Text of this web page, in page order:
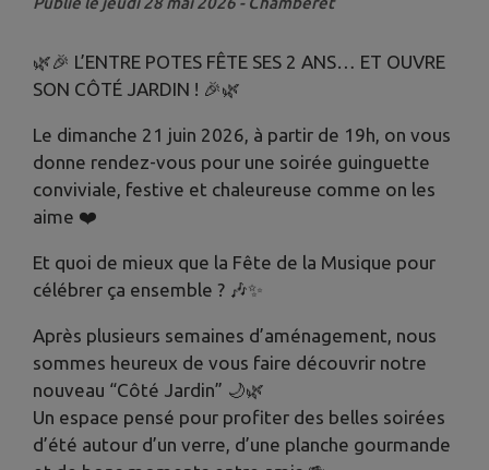
🌿🎉 L’ENTRE POTES FÊTE SES 2 ANS… ET OUVRE
SON CÔTÉ JARDIN ! 🎉🌿
Le dimanche 21 juin 2026, à partir de 19h, on vous
donne rendez-vous pour une soirée guinguette
conviviale, festive et chaleureuse comme on les
aime ❤️
Et quoi de mieux que la Fête de la Musique pour
célébrer ça ensemble ? 🎶✨
Après plusieurs semaines d’aménagement, nous
sommes heureux de vous faire découvrir notre
nouveau “Côté Jardin” 🌙🌿
Un espace pensé pour profiter des belles soirées
d’été autour d’un verre, d’une planche gourmande